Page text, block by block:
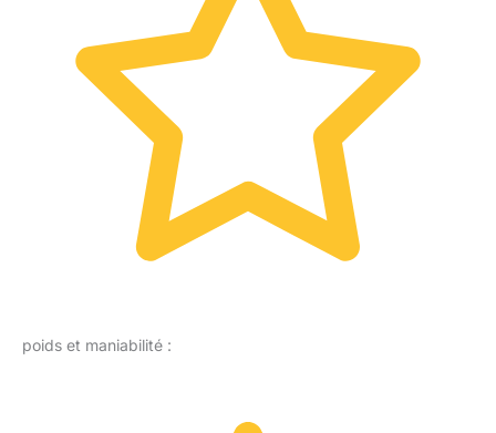
poids et maniabilité :